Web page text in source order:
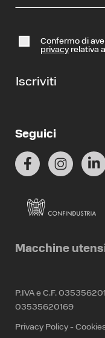
Confermo di
privacyrelativa
Iscriviti
Seguici
Macchine
P.IVA e C.F.
03535620169
Privacy Policy -